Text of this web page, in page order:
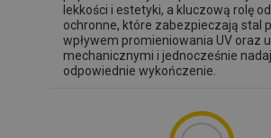
lekkości i estetyki, a kluczową rolę
ochronne, które zabezpieczają stal
wpływem promieniowania UV oraz
mechanicznymi i jednocześnie
odpowiednie wykończenie.